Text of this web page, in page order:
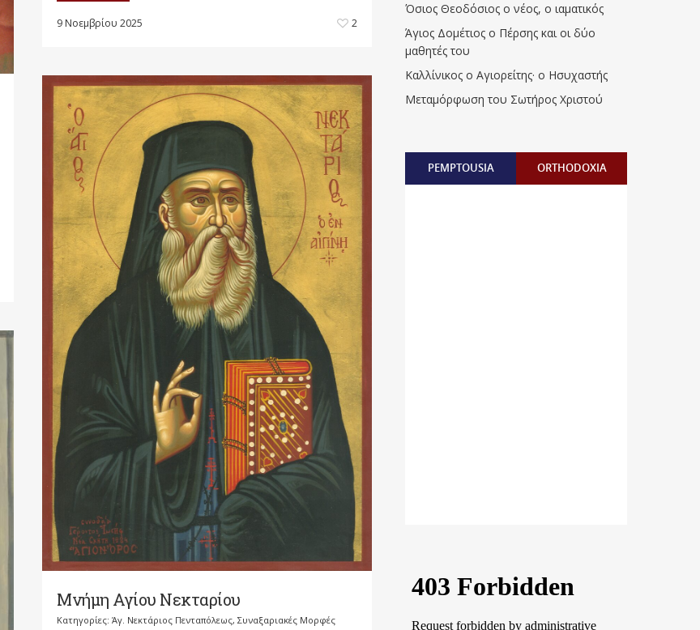
9 Νοεμβρίου 2025 2
Μνήμη Αγίου Νεκταρίου
Κατηγορίες: Άγ. Νεκτάριος Πενταπόλεως, Συναξαριακές Μορφές
Όσιος Θεοδόσιος ο νέος, ο ιαματικός
Άγιος Δομέτιος ο Πέρσης και οι δύο
μαθητές του
Καλλίνικος ο Αγιορείτης · ο Ησυχαστής
Μεταμόρφωση του Σωτήρος Χριστού
PEMPTOUSIA ORTHODOXIA